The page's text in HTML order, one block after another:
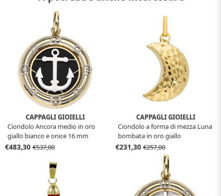
CAPPAGLI GIOIELLI
Ciondolo Ancora medio in oro
giallo bianco e onice 16 mm
€483,30 €537,00
CAPPAGLI GIOIELLI
Ciondolo a forma di mezza Luna
bombata in oro giallo
€231,30 €257,00